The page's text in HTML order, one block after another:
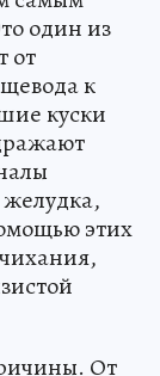
один из
от
к
куски
этих
От